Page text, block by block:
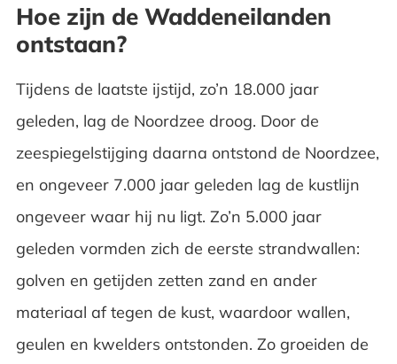
Hoe zijn de Waddeneilanden
ontstaan?
Tijdens de laatste ijstijd, zo’n 18.000 jaar
geleden, lag de Noordzee droog. Door de
zeespiegelstijging daarna ontstond de Noordzee,
en ongeveer 7.000 jaar geleden lag de kustlijn
ongeveer waar hij nu ligt. Zo’n 5.000 jaar
geleden vormden zich de eerste strandwallen:
golven en getijden zetten zand en ander
materiaal af tegen de kust, waardoor wallen,
geulen en kwelders ontstonden. Zo groeiden de